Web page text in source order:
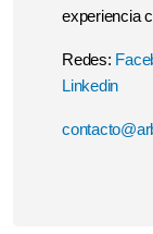
experiencia
Redes:
Linkedin